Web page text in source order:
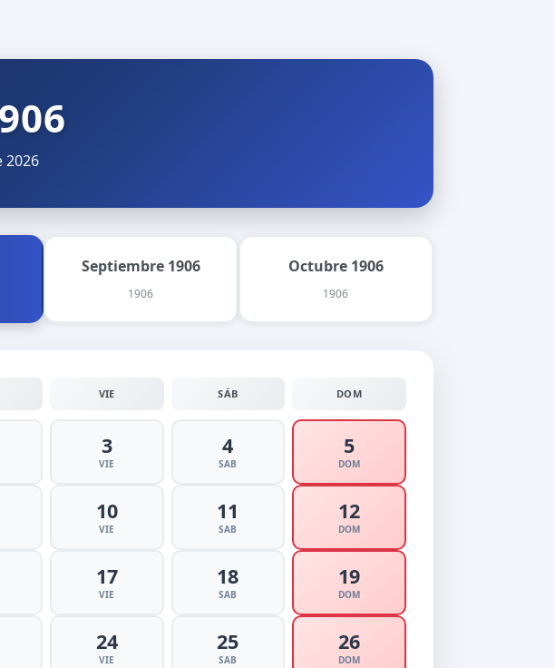
2026
Septiembre 1906
1906
Octubre 1906
1906
VIE SÁB DOM
3
VIE
4
SAB
5
DOM
10
VIE
11
SAB
12
DOM
17
VIE
18
SAB
19
DOM
24
VIE
25
SAB
26
DOM